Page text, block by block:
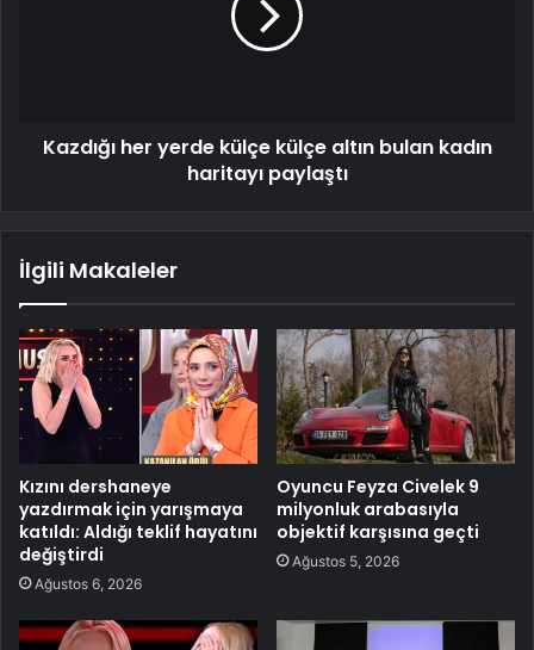
Kazdığı her yerde külçe külçe altın bulan kadın
haritayı paylaştı
İlgili Makaleler
Kızını dershaneye
yazdırmak için yarışmaya
katıldı: Aldığı teklif hayatını
değiştirdi
Ağustos 6, 2026
Oyuncu Feyza Civelek 9
milyonluk arabasıyla
objektif karşısına geçti
Ağustos 5, 2026